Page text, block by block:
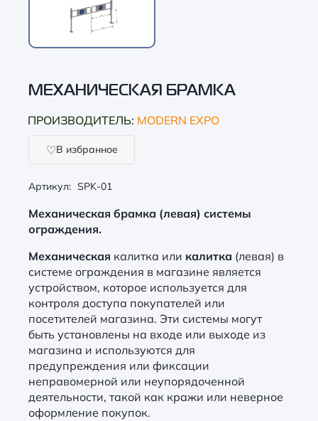
МЕХАНИЧЕСКАЯ БРАМКА
ПРОИЗВОДИТЕЛЬ: MODERN EXPO
В избранное
Артикул: SPK-01
Механическая брамка (левая) системы
ограждения.
Механическая калитка или калитка (левая) в
системе ограждения в магазине является
устройством, которое используется для
контроля доступа покупателей или
посетителей магазина. Эти системы могут
быть установлены на входе или выходе из
магазина и используются для
предупреждения или фиксации
неправомерной или неупорядоченной
деятельности, такой как кражи или неверное
оформление покупок.